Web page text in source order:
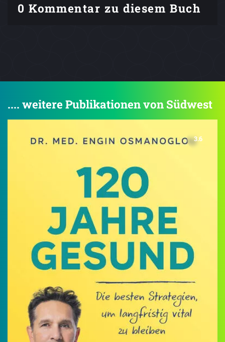
0 Kommentar zu diesem Buch
.... weitere Publikationen von Südwest
3.6